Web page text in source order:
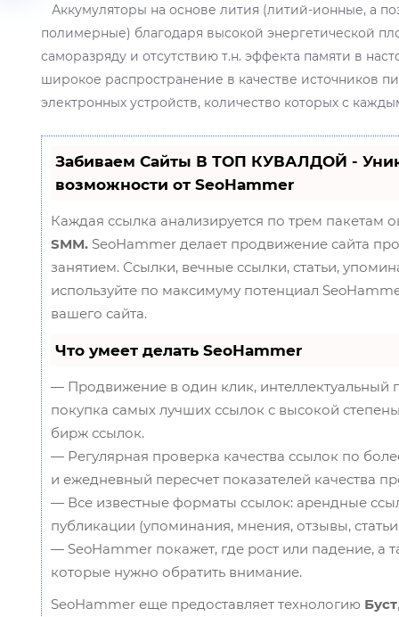
Аккумуляторы на основе лития (литий-ионные, а
полимерные) благодаря высокой энергетической
саморазряду и отсутствию т.н. эффекта памяти в
широкое распространение в качестве источников
электронных устройств, количество которых с
Забиваем Сайты В ТОП КУВАЛДОЙ -
возможности от SeoHammer
Каждая ссылка анализируется по трем пакетам
SMM. SeoHammer делает продвижение сайта
занятием. Ссылки, вечные ссылки, статьи,
используйте по максимуму потенциал
вашего сайта.
Что умеет делать SeoHammer
— Продвижение в один клик, интеллектуальный
покупка самых лучших ссылок с высокой
бирж ссылок.
— Регулярная проверка качества ссылок по
и ежедневный пересчет показателей качества
— Все известные форматы ссылок: арендные
публикации (упоминания, мнения, отзывы,
— SeoHammer покажет, где рост или падение, а
которые нужно обратить внимание.
SeoHammer еще предоставляет технологию Буст